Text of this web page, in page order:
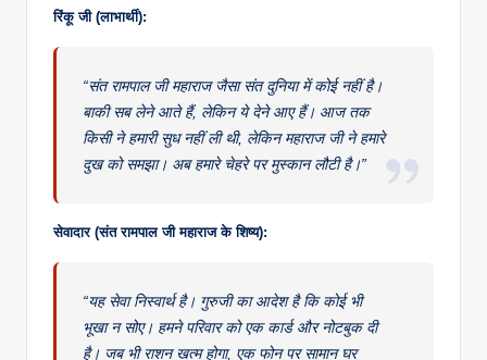
रिंकू जी (लाभार्थी):
“संत रामपाल जी महाराज जैसा संत दुनिया में कोई नहीं है।
बाकी सब लेने आते हैं, लेकिन ये देने आए हैं। आज तक
किसी ने हमारी सुध नहीं ली थी, लेकिन महाराज जी ने हमारे
दुख को समझा। अब हमारे चेहरे पर मुस्कान लौटी है।”
सेवादार (संत रामपाल जी महाराज के शिष्य):
“यह सेवा निस्वार्थ है। गुरुजी का आदेश है कि कोई भी
भूखा न सोए। हमने परिवार को एक कार्ड और नोटबुक दी
है। जब भी राशन खत्म होगा, एक फोन पर सामान घर